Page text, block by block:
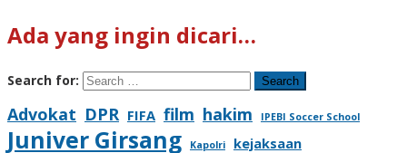
Ada yang ingin dicari…
Search for:
Advokat DPR FIFA film hakim IPEBI Soccer School
Juniver Girsang Kapolri kejaksaan